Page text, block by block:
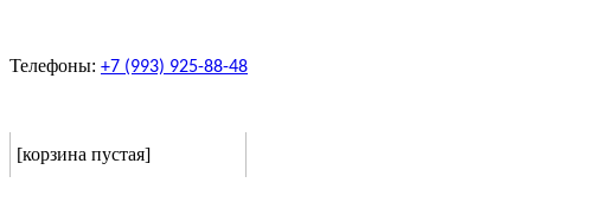
Телефоны: +7 (993) 925-88-48
[корзина пустая]